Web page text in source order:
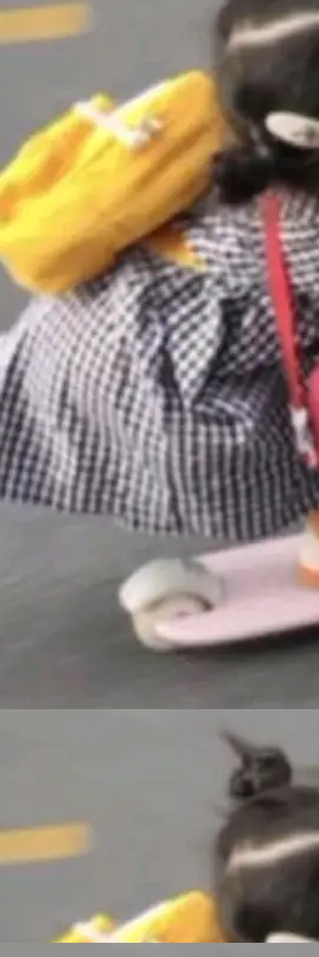
V3 格式。
心开幕。本届大会
创新联盟主办，以
生时代的质量新范
走向规模化产业落地
2026智能研发生产力
云测的Testin XAge
域代表产品。对CI
AI测试正在从效率
设施。 CIO面对的新
虑清单上多了两项：
用安全地从PoC走
队跟得上AI应用...
关于 ADT
不去了。Alex Fedos
"。 他说的东西不新
，尤其是和类型
一件事：这不是类
码的思维方式。 文
个网站的深色主题
字段来表示——bool
的默认模式、浅
大量无意义的组
、全 null 了。要知道
靠"文档、校验、或
的 enum，两个
AI 平台 Clou
项目 Cloudflare O
会觉得这是又一
"——每个大厂都在
Varda 在 Twitte
我们发布了 Cloudfla
机器人，跟其他所
过，实际上它不一
制版，我十年前的
这次它构建在 Cloudf
年时间搭建的平台
本上是我十年秘密
自托管的分
队推出了最新开源项
上运行 Cloudflare
的守护进程。 设
一个独立的 SQLite
到你自己的 S3 兼容
这个存储库协调——
。每个对象自带一
分片构建，单个数据
设计层面就被消除
乎不占资源。当 cel
恢复 SQLite 数据
的唯一真相...
/AI榜：vivo夺
Galaxy Z系列
于存储等硬件成本暴
啊，新机速度明显
。新机参数规格除开
Z Fold8 Ultra / Z
么是中低端机器，
17、REDMI No
么是vivo X300 E这
Ultra / Z Fold8 /
月22日发布，且全
Galaxy，它们本该
目——DeltaDB，一
一次编辑操作的版
Access 阶段。 De
landing page 最显
between com
之间写出来的。git
任何一次编辑：Delt
次操作，...
183 亿美元
博客（VC 分
度业绩报告，Spac
与亚马逊、Alpha
科技巨头相比，Spa
人瞩目。然而，支
现出截然不同的面
主要依托充沛的经
；Muse Spark
型。一句话概括：
dev.meta.ai/install.
目里自动规划、写
具。 据介绍，Muse
知识图谱校
拥有全局视野。整个
：建图 → 控制难度